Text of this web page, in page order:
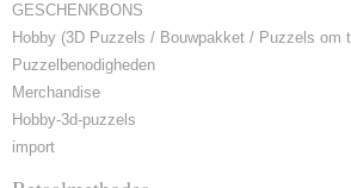
GESCHENKBONS
Hobby (3D Puzzels / Bouwpakket / Puzzels om
Puzzelbenodigheden
Merchandise
Hobby-3d-puzzels
import